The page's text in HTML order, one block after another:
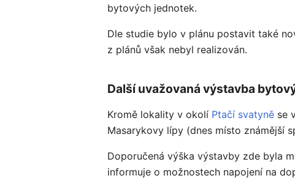
bytových jednotek.
Dle studie bylo v plánu postavit také
z plánů však nebyl realizován.
Další uvažovaná výstavba
Kromě lokality v okolí Ptačí svatyně se
Masarykovy lípy (dnes místo známější
Doporučená výška výstavby zde byla
informuje o možnostech napojení na